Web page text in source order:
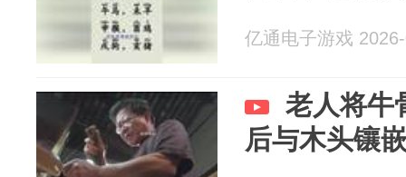
亿通电子游戏
老人将牛
后与木头镶